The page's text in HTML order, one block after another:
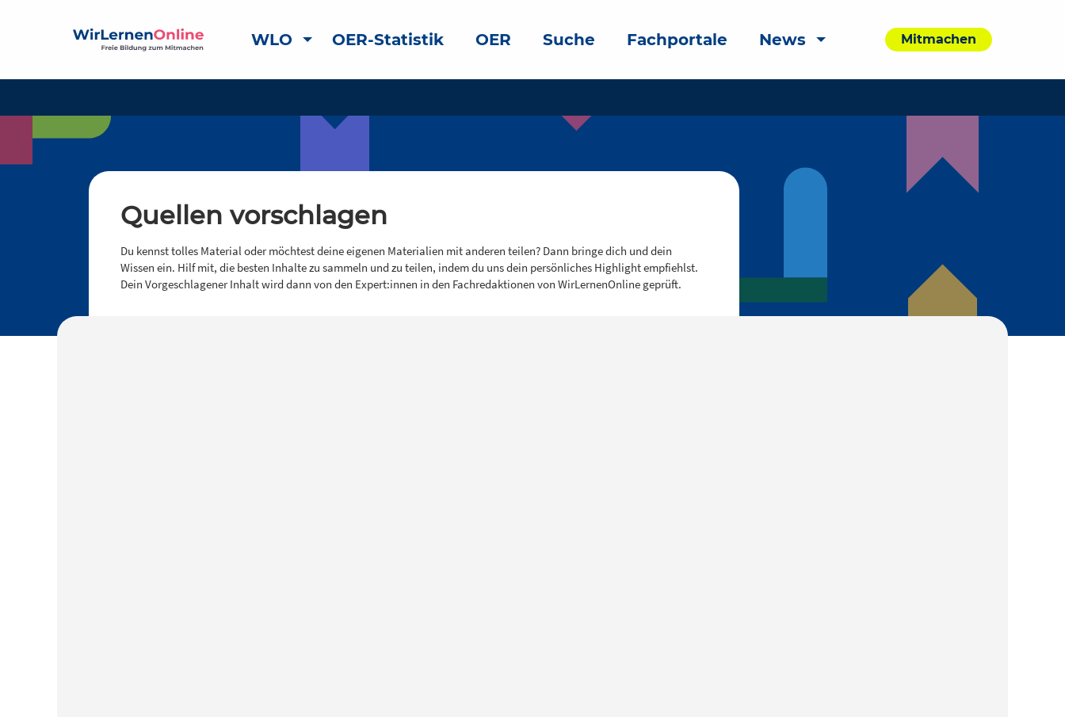
WLO OER-Statistik OER Suche Fachportale News Mitmachen
Quellen vorschlagen
Du kennst tolles Material oder möchtest deine eigenen Materialien mit anderen teilen? Dann bringe dich und dein
Wissen ein. Hilf mit, die besten Inhalte zu sammeln und zu teilen, indem du uns dein persönliches Highlight empfiehlst.
Dein Vorgeschlagener Inhalt wird dann von den Expert:innen in den Fachredaktionen von WirLernenOnline geprüft.